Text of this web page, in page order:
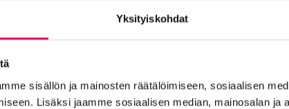
Yksityiskohdat
sisällön ja mainosten räätälöimiseen, sosiaalisen
Lisäksi jaamme sosiaalisen median, mainosalan ja
että enkelisijoittamisella on vahva yhteys
usein yrityksen liikevaihdon.
yritykselle, vaan siitä, että rahoituksen avulla voidaan
Valtaosa enkeleitä kiinnostavista yhtiöistä